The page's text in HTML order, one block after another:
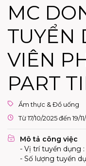
MC
TUYỂN
VIÊN
PART
Ẩm thực & Đồ uống
Từ 17/10/2025 đến 19/
Mô tả công việc
- Vị trí tuyển dụng
- Số lượng tuyển